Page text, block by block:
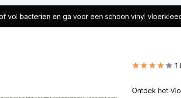
vol bacterien en ga voor een schoon vinyl
1
Ontdek het